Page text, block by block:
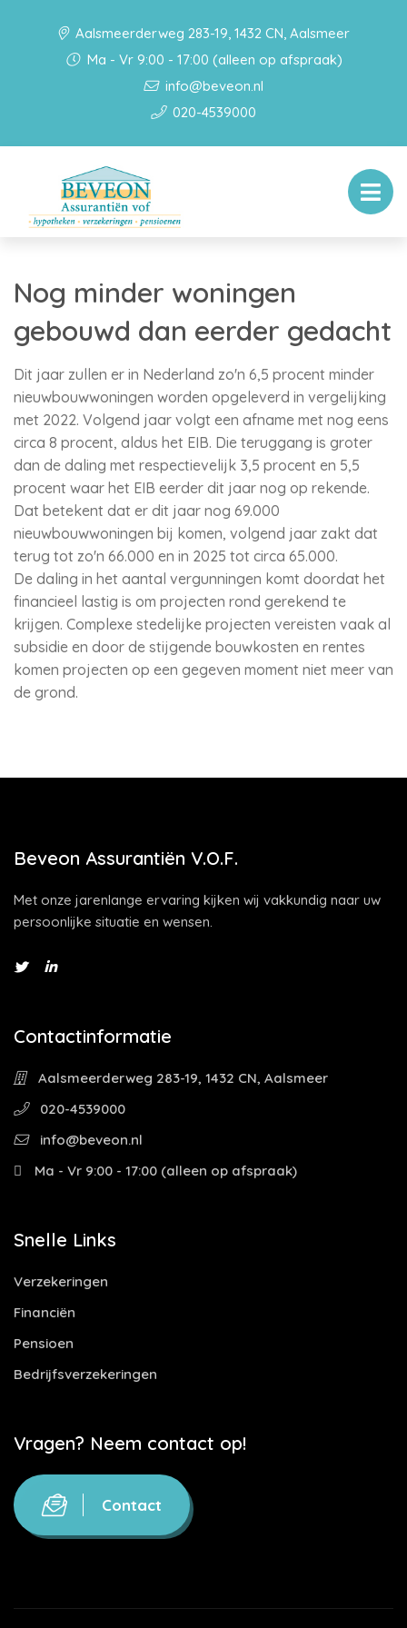
Aalsmeerderweg 283-19, 1432 CN, Aalsmeer
Ma - Vr 9:00 - 17:00 (alleen op afspraak)
info@beveon.nl
020-4539000
Nog minder woningen
gebouwd dan eerder gedacht
Dit jaar zullen er in Nederland zo'n 6,5 procent minder
nieuwbouwwoningen worden opgeleverd in vergelijking
met 2022. Volgend jaar volgt een afname met nog eens
circa 8 procent, aldus het EIB. Die teruggang is groter
dan de daling met respectievelijk 3,5 procent en 5,5
procent waar het EIB eerder dit jaar nog op rekende.
Dat betekent dat er dit jaar nog 69.000
nieuwbouwwoningen bij komen, volgend jaar zakt dat
terug tot zo'n 66.000 en in 2025 tot circa 65.000.
De daling in het aantal vergunningen komt doordat het
financieel lastig is om projecten rond gerekend te
krijgen. Complexe stedelijke projecten vereisten vaak al
subsidie en door de stijgende bouwkosten en rentes
komen projecten op een gegeven moment niet meer van
de grond.
Beveon Assurantiën V.O.F.
Met onze jarenlange ervaring kijken wij vakkundig naar uw
persoonlijke situatie en wensen.
Contactinformatie
Aalsmeerderweg 283-19, 1432 CN, Aalsmeer
020-4539000
info@beveon.nl
Ma - Vr 9:00 - 17:00 (alleen op afspraak)
Snelle Links
Verzekeringen
Financiën
Pensioen
Bedrijfsverzekeringen
Vragen? Neem contact op!
Contact